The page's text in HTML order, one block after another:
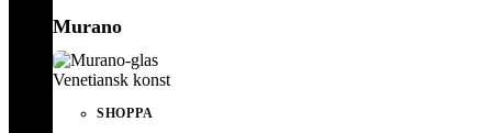
Murano
Venetiansk konst
SHOPPA